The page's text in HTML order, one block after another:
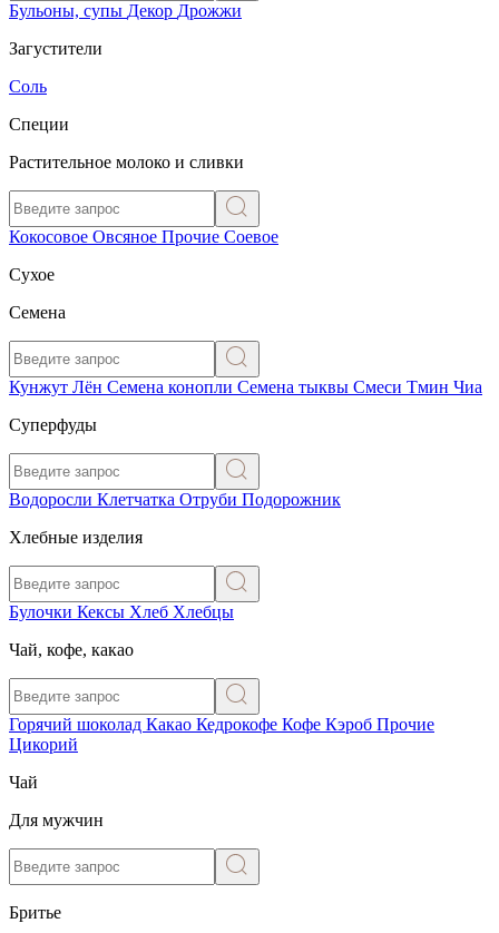
Бульоны, супы Декор Дрожжи
Загустители
Соль
Специи
Растительное молоко и сливки
Кокосовое Овсяное Прочие Соевое
Сухое
Семена
Кунжут Лён Семена конопли Семена тыквы Смеси Тмин Чиа
Суперфуды
Водоросли Клетчатка Отруби Подорожник
Хлебные изделия
Булочки Кексы Хлеб Хлебцы
Чай, кофе, какао
Горячий шоколад Какао Кедрокофе Кофе Кэроб Прочие
Цикорий
Чай
Для мужчин
Бритье